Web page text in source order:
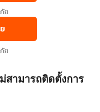
สามารถติดตั้งการ